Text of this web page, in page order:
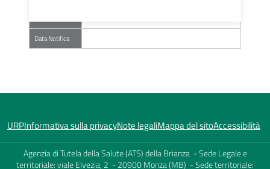
Data Notifica
URPInformativa sulla privacyNote legaliMappa del sitoAccessibilità
Agenzia di Tutela della Salute (ATS) della Brianza - Sede Legale e
territoriale: viale Elvezia, 2 - 20900 Monza (MB) - Sede territoriale: